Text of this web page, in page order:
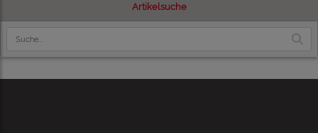
Artikelsuche